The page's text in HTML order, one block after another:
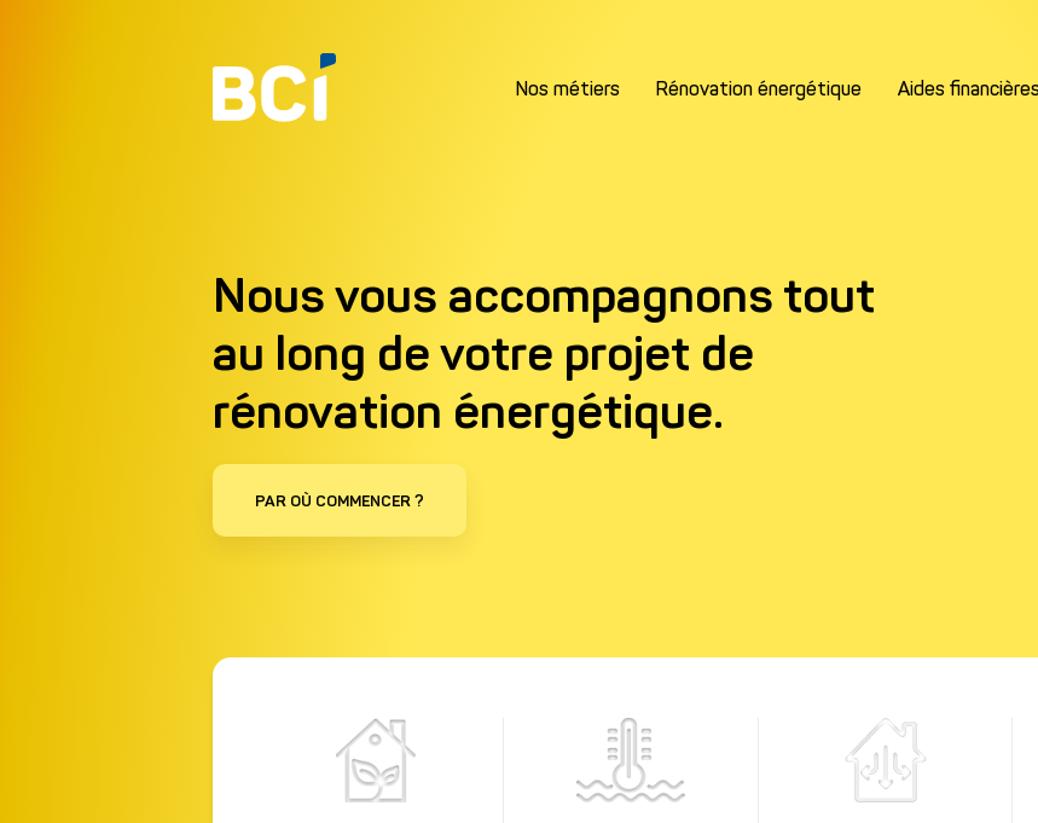
Nos métiers Rénovation énergétique Aides
Nous vous accompagnons tout
au long de votre projet de
rénovation énergétique.
PAR OÙ COMMENCER ?
Remplissez les informations
Prénom*
Email*
Ville* Code postal*
*